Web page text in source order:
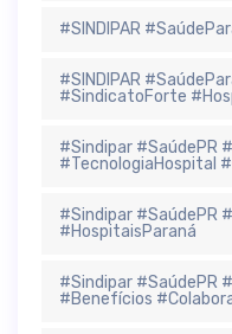
#SINDIPAR
#SINDIPAR
#SindicatoForte
#Sindipar #SaúdePR
#TecnologiaHospital
#Sindipar #SaúdePR
#HospitaisParaná
#Sindipar #SaúdePR
#Benefícios